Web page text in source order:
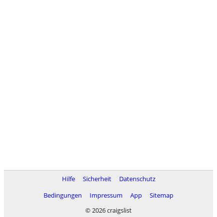
Hilfe Sicherheit
Datenschutz
Bedingungen
Impressum App
Sitemap
© 2026 craigslist